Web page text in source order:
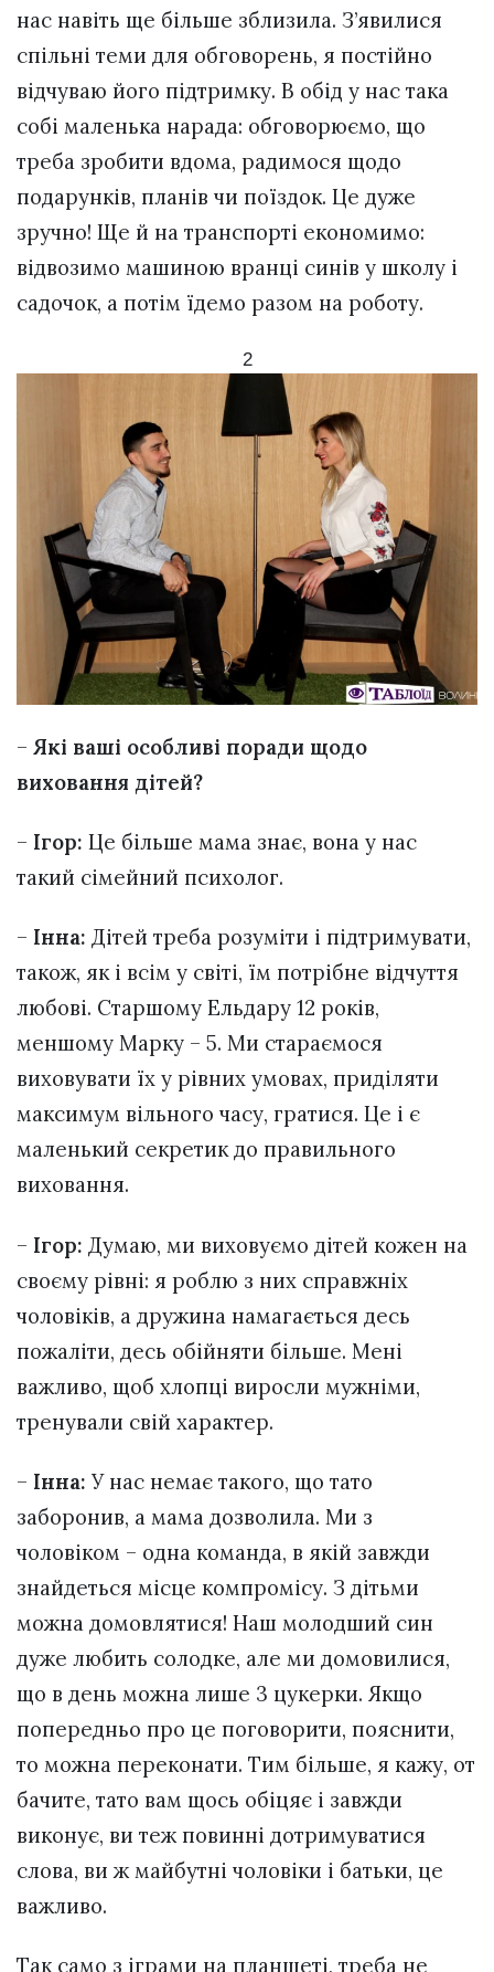
нас навіть ще більше зблизила. З’явилися
спільні теми для обговорень, я постійно
відчуваю його підтримку. В обід у нас така
собі маленька нарада: обговорюємо, що
треба зробити вдома, радимося щодо
подарунків, планів чи поїздок. Це дуже
зручно! Ще й на транспорті економимо:
відвозимо машиною вранці синів у школу і
садочок, а потім їдемо разом на роботу.
2
– Які ваші особливі поради щодо
виховання дітей?
– Ігор: Це більше мама знає, вона у нас
такий сімейний психолог.
– Інна: Дітей треба розуміти і підтримувати,
також, як і всім у світі, їм потрібне відчуття
любові. Старшому Ельдару 12 років,
меншому Марку – 5. Ми стараємося
виховувати їх у рівних умовах, приділяти
максимум вільного часу, гратися. Це і є
маленький секретик до правильного
виховання.
– Ігор: Думаю, ми виховуємо дітей кожен на
своєму рівні: я роблю з них справжніх
чоловіків, а дружина намагається десь
пожаліти, десь обійняти більше. Мені
важливо, щоб хлопці виросли мужніми,
тренували свій характер.
– Інна: У нас немає такого, що тато
заборонив, а мама дозволила. Ми з
чоловіком – одна команда, в якій завжди
знайдеться місце компромісу. З дітьми
можна домовлятися! Наш молодший син
дуже любить солодке, але ми домовилися,
що в день можна лише 3 цукерки. Якщо
попередньо про це поговорити, пояснити,
то можна переконати. Тим більше, я кажу, от
бачите, тато вам щось обіцяє і завжди
виконує, ви теж повинні дотримуватися
слова, ви ж майбутні чоловіки і батьки, це
важливо.
Так само з іграми на планшеті, треба не